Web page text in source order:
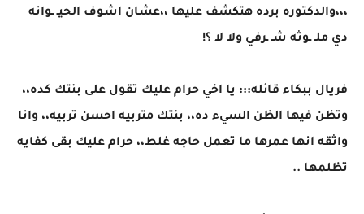
،،،والدكتوره برده هتكشف عليها ،،عشان اشوف الحيـ ـوانه
دي ملـ ـوثه شـ ـرفي ولا لا ؟!
فريال ببكاء قائله::: يا اخي حرام عليك تقول على بنتك كده،،
وتظن فيها الظن السيء ده،، بنتك متربيه احسن تربيه،، وانا
واثقه انها عمرها ما تعمل حاجه غلط،، حرام عليك بقى كفايه
تظلمها ..